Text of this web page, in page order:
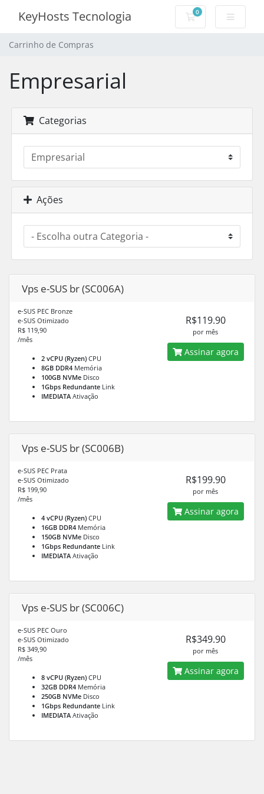
KeyHosts Tecnologia 0
Carrinho de
Carrinho de Compras
Empresarial
Categorias
Ações
Vps e-SUS br (SC006A)
e-SUS PEC Bronze
e-SUS Otimizado
R$ 119,90
/mês
2 vCPU (Ryzen) CPU
8GB DDR4 Memória
100GB NVMe Disco
1Gbps Redundante Link
IMEDIATA Ativação
R$119.90
por mês
Assinar agora
Vps e-SUS br (SC006B)
e-SUS PEC Prata
e-SUS Otimizado
R$ 199,90
/mês
4 vCPU (Ryzen) CPU
16GB DDR4 Memória
150GB NVMe Disco
1Gbps Redundante Link
IMEDIATA Ativação
R$199.90
por mês
Assinar agora
Vps e-SUS br (SC006C)
e-SUS PEC Ouro
e-SUS Otimizado
R$ 349,90
/mês
8 vCPU (Ryzen) CPU
32GB DDR4 Memória
250GB NVMe Disco
1Gbps Redundante Link
IMEDIATA Ativação
R$349.90
por mês
Assinar agora